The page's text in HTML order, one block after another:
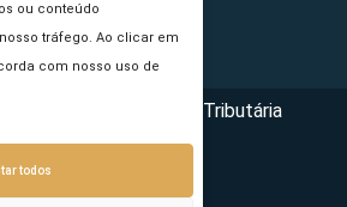
ou conteúdo
tráfego. Ao clicar em
com nosso uso de
todos
- Portal da Reforma Tributária